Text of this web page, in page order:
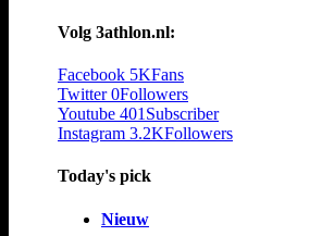
Volg 3athlon.nl:
Facebook 5KFans
Twitter 0Followers
Youtube 401 Subscriber
Instagram 3.2KFollowers
Today's pick
Nieuw